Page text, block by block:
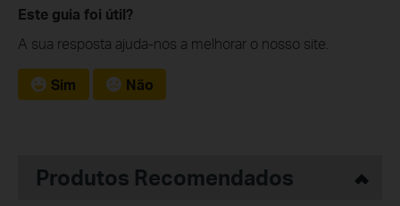
Este guia foi útil?
A sua resposta ajuda-nos a melhorar o nosso site.
Sim Não
Produtos Recomendados